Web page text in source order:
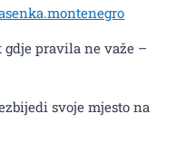
gdje pravila ne važe –
svoje mjesto na